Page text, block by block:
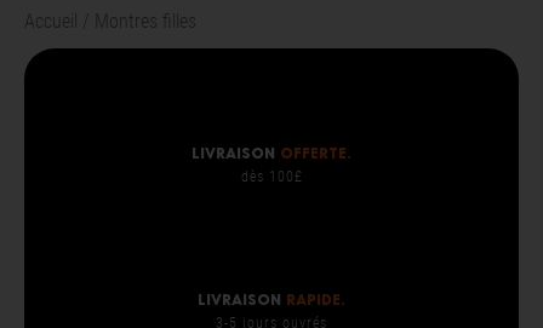
Accueil Montres filles
Livraison OFFERTE.
dès 100£
Livraison rapide.
3-5 jours ouvrés